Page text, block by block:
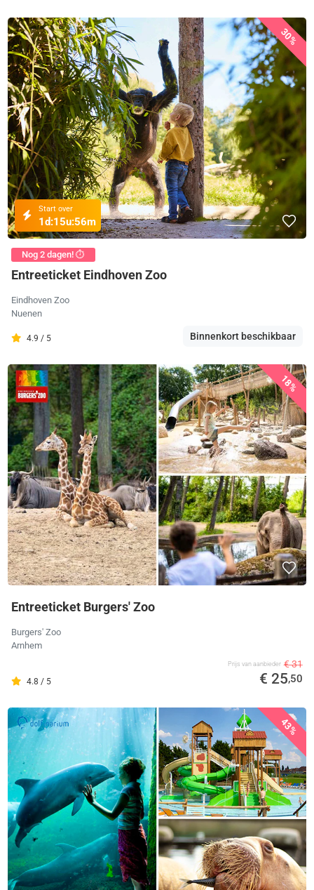
30%
Start over
1d:15u:56m
Nog 2 dagen! ⏱️
Entreeticket Eindhoven Zoo
Eindhoven Zoo
Nuenen
4.9 / 5 Binnenkort beschikbaar
18%
Entreeticket Burgers' Zoo
Burgers' Zoo
Arnhem
4.8 / 5
Prijs van aanbieder € 31
€ 25,50
43%